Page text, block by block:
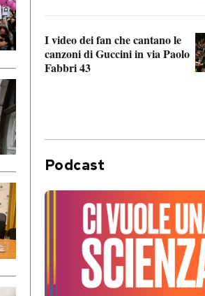
I video dei fan che cantano le
canzoni di Guccini in via Paolo
Fabbri 43
Podcast